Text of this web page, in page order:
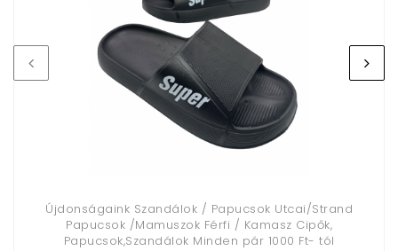
Újdonságaink Szandálok / Papucsok Utcai/Strand
Papucsok /Mamuszok Férfi / Kamasz Cipők,
Papucsok,Szandálok Minden pár 1000 Ft- tól